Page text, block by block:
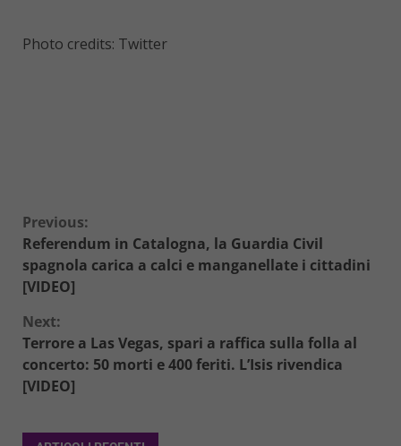
Photo credits: Twitter
Continue
Reading
Previous:
Referendum in Catalogna, la Guardia Civil
spagnola carica a calci e manganellate i cittadini
[VIDEO]
Next:
Terrore a Las Vegas, spari a raffica sulla folla al
concerto: 50 morti e 400 feriti. L’Isis rivendica
[VIDEO]